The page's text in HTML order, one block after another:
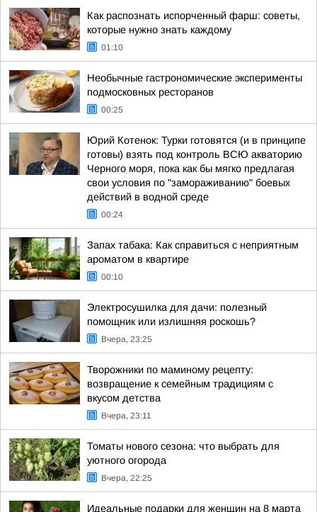
Как распознать испорченный фарш: советы,
которые нужно знать каждому
01:10
Необычные гастрономические эксперименты
подмосковных ресторанов
00:25
Юрий Котенок: Турки готовятся (и в принципе
готовы) взять под контроль ВСЮ акваторию
Черного моря, пока как бы мягко предлагая
свои условия по "замораживанию" боевых
действий в водной среде
00:24
Запах табака: Как справиться с неприятным
ароматом в квартире
00:10
Электросушилка для дачи: полезный
помощник или излишняя роскошь?
Вчера, 23:25
Творожники по маминому рецепту:
возвращение к семейным традициям с
вкусом детства
Вчера, 23:11
Томаты нового сезона: что выбрать для
уютного огорода
Вчера, 22:25
Идеальные подарки для женщин на 8 марта